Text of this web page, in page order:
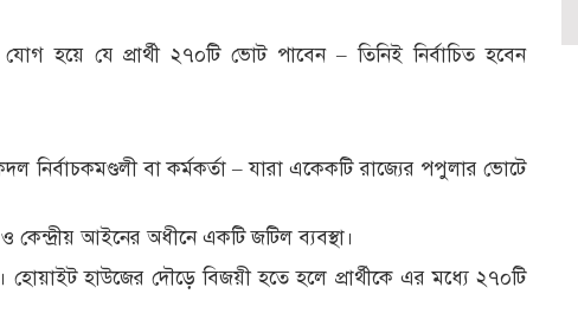
হয়ে যে প্রার্থী ২৭০টি ভোট পাবেন – তিনিই নির্বাচিত হবেন
বা কর্মকর্তা – যারা একেকটি রাজ্যের পপুলার ভোটে
ও কেন্দ্রীয় আইনের অধীনে একটি জটিল ব্যবস্থা।
হাউজের দৌড়ে বিজয়ী হতে হলে প্রার্থীকে এর মধ্যে ২৭০টি